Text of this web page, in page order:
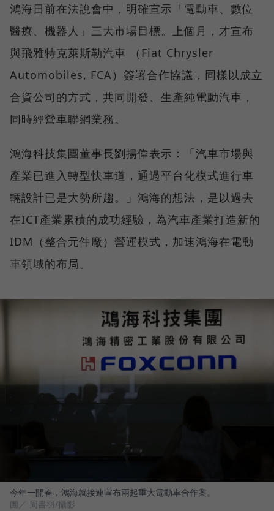
鴻海日前在法說會中，明確宣示「電動車、數位
醫療、機器人」三大市場目標。上個月，才宣布
與飛雅特克萊斯勒汽車 （Fiat Chrysler
Automobiles, FCA）簽署合作協議，同樣以成立
合資公司的方式，共同開發、生產純電動汽車，
同時經營車聯網業務。
鴻海科技集團董事長劉揚偉表示：「汽車市場與
產業已進入轉型快車道，通過平台化模式進行車
輛設計已是大勢所趨。」鴻海的想法，是以過去
在ICT產業累積的成功經驗，為汽車產業打造新的
IDM（整合元件廠）營運模式，加速鴻海在電動
車領域的布局。
今年一開春，鴻海就接連宣布兩起重大電動車合作案。
圖／ 周書羽/攝影